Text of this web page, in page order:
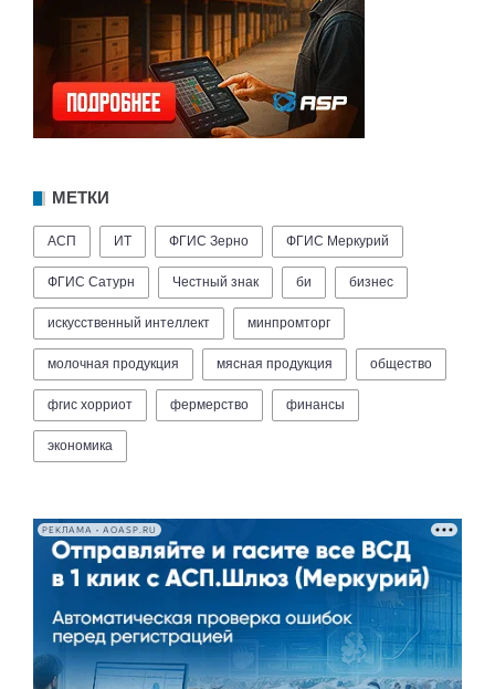
МЕТКИ
АСП ИТ ФГИС Зерно ФГИС Меркурий
ФГИС Сатурн Честный знак би бизнес
искусственный интеллект минпромторг
молочная продукция мясная продукция общество
фгис хорриот фермерство финансы
экономика
РЕКЛАМА • AOASP.RU